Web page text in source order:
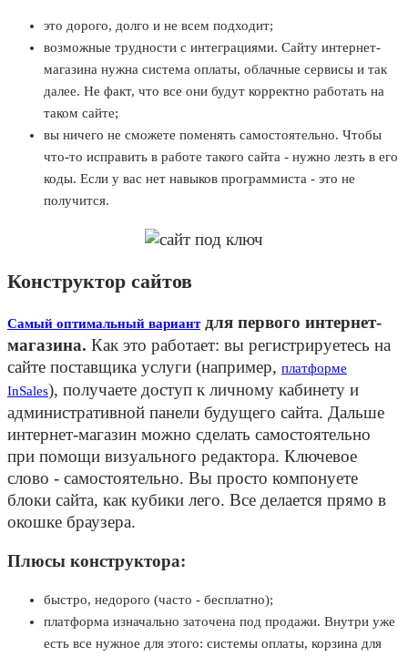
это дорого, долго и не всем подходит;
возможные трудности с интеграциями. Сайту интернет-
магазина нужна система оплаты, облачные сервисы и так
далее. Не факт, что все они будут корректно работать на
таком сайте;
вы ничего не сможете поменять самостоятельно. Чтобы
что-то исправить в работе такого сайта - нужно лезть в его
коды. Если у вас нет навыков программиста - это не
получится.
Конструктор сайтов
Самый оптимальный вариантдля первого интернет-
магазина. Как это работает: вы регистрируетесь на
сайте поставщика услуги (например, платформе
InSales), получаете доступ к личному кабинету и
административной панели будущего сайта. Дальше
интернет-магазин можно сделать самостоятельно
при помощи визуального редактора. Ключевое
слово - самостоятельно. Вы просто компонуете
блоки сайта, как кубики лего. Все делается прямо в
окошке браузера.
Плюсы конструктора:
быстро, недорого (часто - бесплатно);
платформа изначально заточена под продажи. Внутри уже
есть все нужное для этого: системы оплаты, корзина для